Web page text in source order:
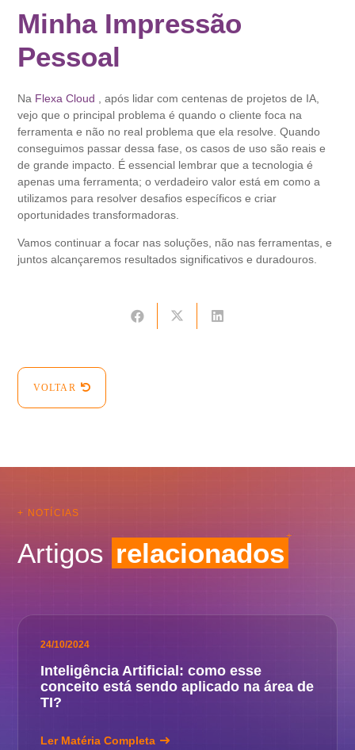
Minha Impressão
Pessoal
Na Flexa Cloud , após lidar com centenas de projetos de IA,
vejo que o principal problema é quando o cliente foca na
ferramenta e não no real problema que ela resolve. Quando
conseguimos passar dessa fase, os casos de uso são reais e
de grande impacto. É essencial lembrar que a tecnologia é
apenas uma ferramenta; o verdadeiro valor está em como a
utilizamos para resolver desafios específicos e criar
oportunidades transformadoras.
Vamos continuar a focar nas soluções, não nas ferramentas, e
juntos alcançaremos resultados significativos e duradouros.
VOLTAR
+ NOTÍCIAS
Artigos relacionados
24/10/2024
Inteligência Artificial: como esse
conceito está sendo aplicado na área de
TI?
Ler Matéria Completa